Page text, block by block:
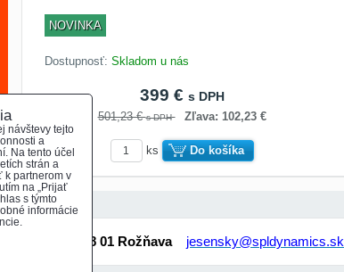
NOVINKA
Dostupnosť:Skladom u nás
399 € s DPH
501,23 €s DPH Zľava: 102,23 €
ks Do košíka
91 048 01 Rožňava jesensky@spldynamics.sk
návštevy tejto
a
Na tento účel
strán a
k partnerom v
na „Prijať
s týmto
informácie